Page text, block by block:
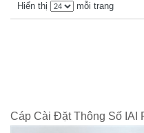
Hiển thị mỗi trang
Cáp Cài Đặt Thông Số IAI